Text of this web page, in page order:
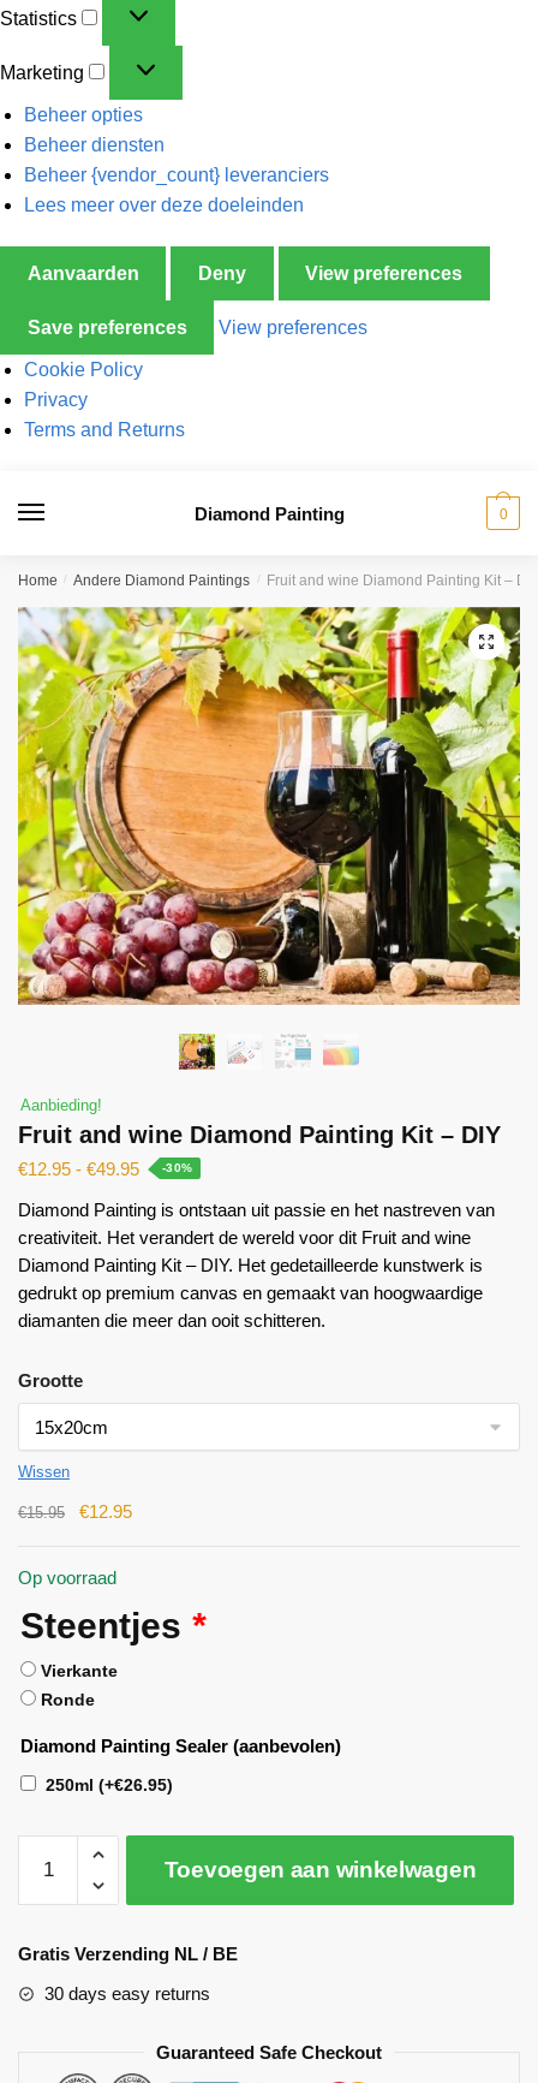
Statistics
Marketing
Beheer opties
Beheer diensten
Beheer {vendor_count} leveranciers
Lees meer over deze doeleinden
Aanvaarden Deny View preferences
Save preferences View preferences
Cookie Policy
Privacy
Terms and Returns
Diamond Painting 0
Home / Andere Diamond Paintings / Fruit and wine Diamond Painting Kit –
🔍
Aanbieding!
Fruit and wine Diamond Painting Kit – DIY
€12.95 - €49.95 -30%
Diamond Painting is ontstaan ​​uit passie en het nastreven van
creativiteit. Het verandert de wereld voor dit Fruit and wine
Diamond Painting Kit – DIY. Het gedetailleerde kunstwerk is
gedrukt op premium canvas en gemaakt van hoogwaardige
diamanten die meer dan ooit schitteren.
Grootte
Wissen
€15.95 €12.95
Op voorraad
Steentjes *
Vierkante
Ronde
Diamond Painting Sealer (aanbevolen)
250ml (+€26.95)
Toevoegen aan winkelwagen
l
e
Gratis Verzending NL / BE
30 days easy returns
Guaranteed Safe Checkout